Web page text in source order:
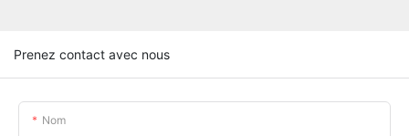
Prenez contact avec nous
Nom